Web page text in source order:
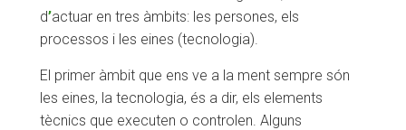
d’actuar en tres àmbits: les persones, els
processos i les eines (tecnologia).
El primer àmbit que ens ve a la ment sempre són
les eines, la tecnologia, és a dir, els elements
tècnics que executen o controlen. Alguns